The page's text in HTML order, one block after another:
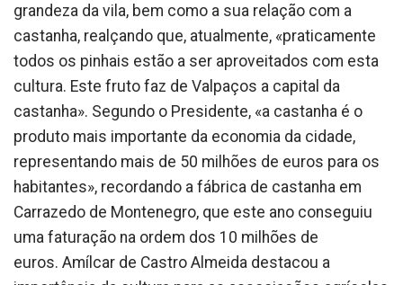
grandeza da vila, bem como a sua relação com a
castanha, realçando que, atualmente, «praticamente
todos os pinhais estão a ser aproveitados com esta
cultura. Este fruto faz de Valpaços a capital da
castanha». Segundo o Presidente, «a castanha é o
produto mais importante da economia da cidade,
representando mais de 50 milhões de euros para os
habitantes», recordando a fábrica de castanha em
Carrazedo de Montenegro, que este ano conseguiu
uma faturação na ordem dos 10 milhões de
euros. Amílcar de Castro Almeida destacou a